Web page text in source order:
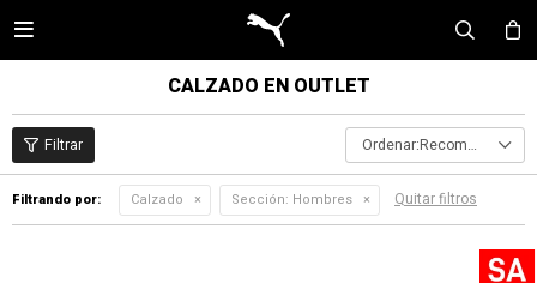

CALZADO EN OUTLET
Recomendados
Filtrando por: Calzado Sección: Hombres Quitar filtros